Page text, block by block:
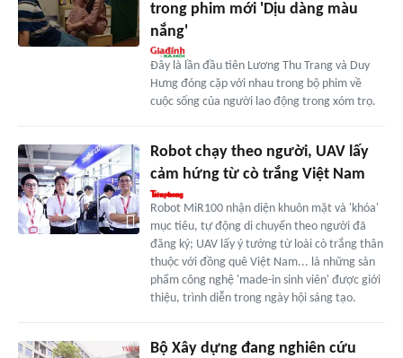
trong phim mới 'Dịu dàng màu
nắng'
Đây là lần đầu tiên Lương Thu Trang và Duy
Hưng đóng cặp với nhau trong bộ phim về
cuộc sống của người lao động trong xóm trọ.
Robot chạy theo người, UAV lấy
cảm hứng từ cò trắng Việt Nam
Robot MiR100 nhận diện khuôn mặt và 'khóa'
mục tiêu, tự động di chuyển theo người đã
đăng ký; UAV lấy ý tưởng từ loài cò trắng thân
thuộc với đồng quê Việt Nam... là những sản
phẩm công nghệ 'made-in sinh viên' được giới
thiệu, trình diễn trong ngày hội sáng tạo.
Bộ Xây dựng đang nghiên cứu